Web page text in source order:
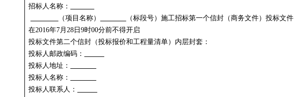
招标人名称：
（项目名称）
（标段号）施工招标第一个信封（商务文件）投标文件
在2016年7月28 日9时00分前不得开启
投标文件第二个信封（投标报价和工程量清单）内层封套：
投标人邮政编码：
投标人地址：
投标人名称：
投标人联系人：